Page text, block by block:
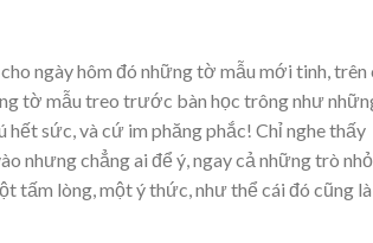
ngày hôm đó những tờ mẫu mới tinh, trên
tờ mẫu treo trước bàn học trông như
sức, và cứ im phăng phắc! Chỉ nghe thấy
nhưng chẳng ai để ý, ngay cả những trò nhỏ
tấm lòng, một ý thức, như thể cái đó cũng là